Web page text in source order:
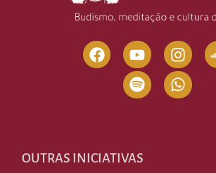
OUTRAS INICIATIVAS